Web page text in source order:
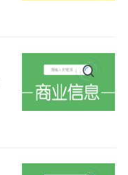
构检测报告、明
坚决避开无资
的微商小众产
出泻药、激素